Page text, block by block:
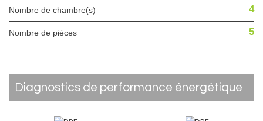
Nombre de chambre(s) 4
Nombre de pièces 5
diagnostics de performance énergétique